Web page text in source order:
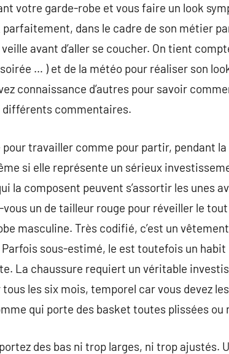
votre garde-robe et vous faire un look
parfaitement, dans le cadre de son métier
avant d’aller se coucher. On tient
… ) et de la météo pour réaliser son
connaissance d’autres pour savoir
différents commentaires.
travailler comme pour partir, pendant
si elle représente un sérieux
la composent peuvent s’assortir les unes
un de tailleur rouge pour réveiller le
masculine. Très codifié, c’est un
sous-estimé, le est toutefois un
La chaussure requiert un véritable
les six mois, temporel car vous devez
qui porte des basket toutes plissées
des bas ni trop larges, ni trop